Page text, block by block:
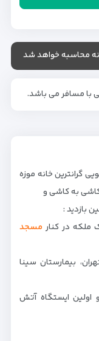
محاسبه خواهد شد
با مسافر می باشد.
گرانترین خانه موزه
کاشی به کاشی و
بازدید :
ملکه در کنار مسجد
بیمارستان سینا
اولین ایستگاه آتش